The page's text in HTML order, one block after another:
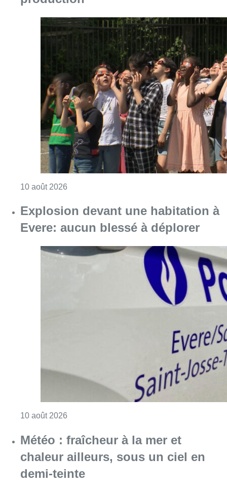
10 août 2026 Consulter l'article "Eclipse du 12 août : les
Explosion devant une habitation à
Evere: aucun blessé à déplorer
Consulter l'article "Explosion devant une
Météo : fraîcheur à la mer et